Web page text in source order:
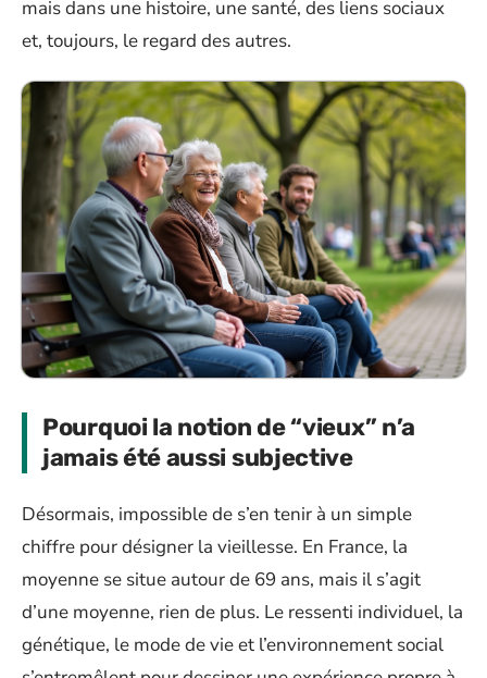
mais dans une histoire, une santé, des liens sociaux
et, toujours, le regard des autres.
Pourquoi la notion de “vieux” n’a
jamais été aussi subjective
Désormais, impossible de s’en tenir à un simple
chiffre pour désigner la vieillesse. En France, la
moyenne se situe autour de 69 ans, mais il s’agit
d’une moyenne, rien de plus. Le ressenti individuel, la
génétique, le mode de vie et l’environnement social